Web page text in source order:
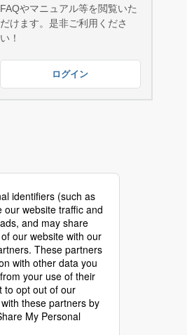
FAQやマニュアル等を閲覧いた
だけます。是非ご利用くださ
い！
ログイン